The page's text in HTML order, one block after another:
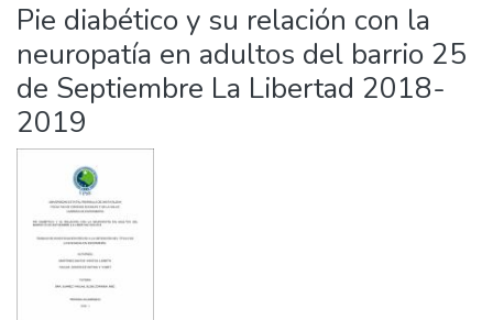
Pie diabético y su relación con la
neuropatía en adultos del barrio 25
de Septiembre La Libertad 2018-
2019